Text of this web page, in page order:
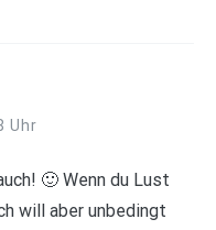
Uhr
🙂 Wenn du Lust
will aber unbedingt